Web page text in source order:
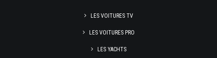
LES VOITURES TV
LES VOITURES PRO
LES YACHTS